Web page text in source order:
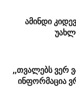
ამინდი
,,თვალებს ვერ
ინფორმაცია